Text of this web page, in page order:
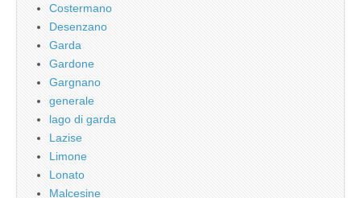
Costermano
Desenzano
Garda
Gardone
Gargnano
generale
lago di garda
Lazise
Limone
Lonato
Malcesine